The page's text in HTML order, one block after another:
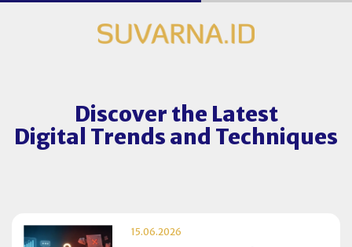
Discover the Latest
Digital Trends and Techniques
15.06.2026